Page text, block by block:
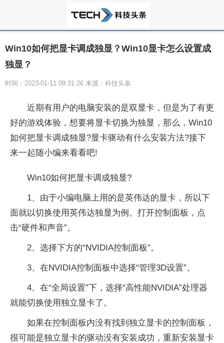
Win10如何把显卡调成独显？Win10显卡怎么设置成
独显？
时间：2023-01-11 09:31:26 来源：科技头条
近期有用户的电脑安装的是双显卡，但是为了有更
好的游戏体验，想要将显卡切换为独显，那么，Win10
如何把显卡调成独显?显卡驱动有什么安装方法?接下
来一起随小编来看看吧!
Win10如何把显卡调成独显?
1、由于小编电脑上用的是英伟达的显卡，所以下
面就以切换使用英伟达独显为例。打开控制面板，点
击“硬件和声音”。
2、选择下方的“NVIDIA控制面板”。
3、在NVIDIA控制面板中选择“管理3D设置”。
4、在“全局设置”下，选择“高性能NVIDIA”处理器
就能切换使用独立显卡了。
如果在控制面板内没有找到 独立显卡的控制面板，
很可能是独立显卡的驱动没有安装成功，重新安装显卡